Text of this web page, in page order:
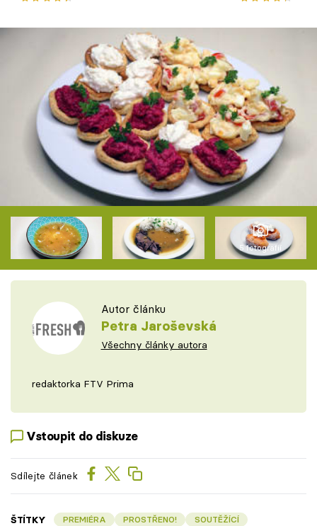
5 fotografií
Autor článku
Petra Jaroševská
Všechny články autora
redaktorka FTV Prima
Vstoupit do diskuze
Sdílejte článek
ŠTÍTKY PREMIÉRA PROSTŘENO! SOUTĚŽÍCÍ